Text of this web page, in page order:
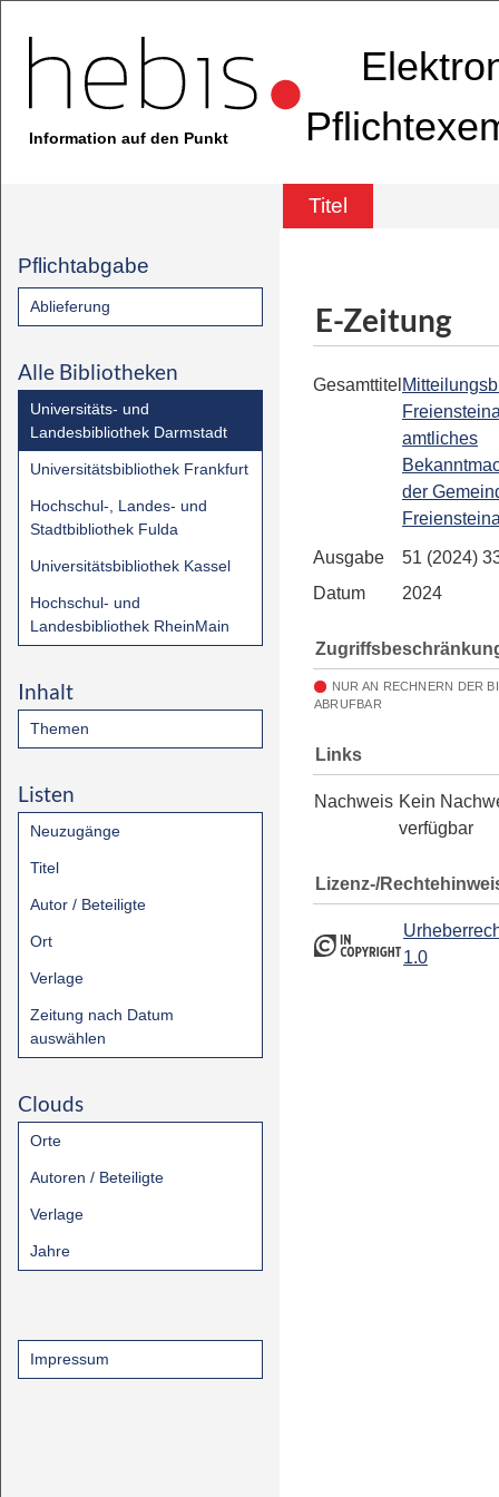
Information auf den Punkt
Titel
Pflichtabgabe
Ablieferung
Alle Bibliotheken
Universitäts- und
Landesbibliothek Darmstadt
Universitätsbibliothek Frankfurt
Hochschul-, Landes- und
Stadtbibliothek Fulda
Universitätsbibliothek Kassel
Hochschul- und
Landesbibliothek RheinMain
Inhalt
Themen
Listen
Neuzugänge
Titel
Autor / Beteiligte
Ort
Verlage
Zeitung nach Datum
auswählen
Clouds
Orte
Autoren / Beteiligte
Verlage
Jahre
Impressum
E-Zeitung
Gesamttitel
amtliches
der
Ausgabe
51 (2024)
Datum
2024
NUR AN RECHNERN DER
ABRUFBAR
Links
Nachweis Kein
verfügbar
Lizenz-/
1.0